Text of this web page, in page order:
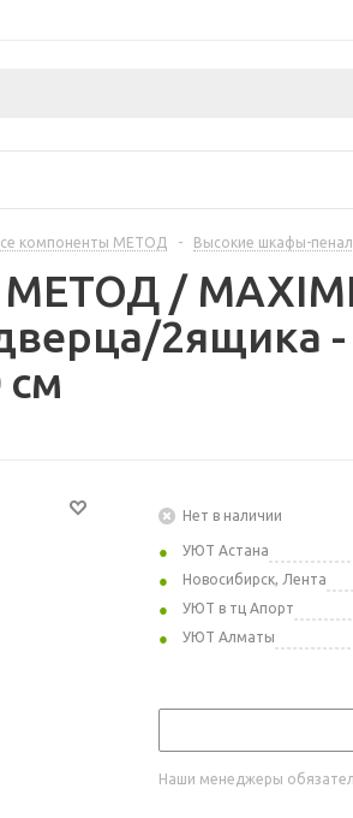
компоненты МЕТОД - Высокие шкафы-
МЕТОД /
2ящика
см
Нет в наличии
УЮТ Астана
Новосибирск, Лента
УЮТ в тц Апорт
УЮТ Алматы
Наши менеджеры